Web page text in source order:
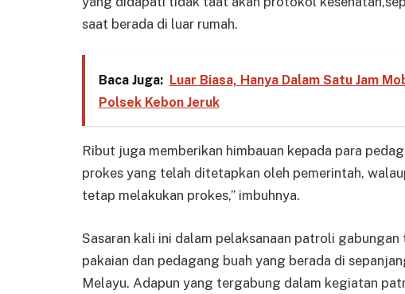
saat berada di luar rumah.
Baca Juga: Luar Biasa, Hanya Dalam Satu Jam
Polsek Kebon Jeruk
Ribut juga memberikan himbauan kepada para
prokes yang telah ditetapkan oleh pemerintah,
tetap melakukan prokes,” imbuhnya.
Sasaran kali ini dalam pelaksanaan patroli
pakaian dan pedagang buah yang berada di
Melayu. Adapun yang tergabung dalam kegiatan